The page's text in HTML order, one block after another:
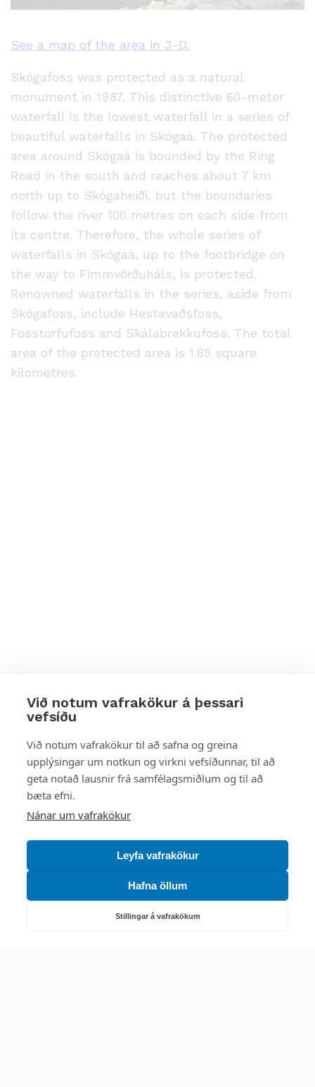
Við notum vafrakökur á þessari
vefsíðu
Við notum vafrakökur til að safna og greina
upplýsingar um notkun og virkni vefsíðunnar, til að
geta notað lausnir frá samfélagsmiðlum og til að
bæta efni.
Nánar um vafrakökur
Leyfa vafrakökur
Hafna öllum
Stillingar á vafrakökum
See a map of the area in 3-D.
Skógafoss was protected as a natural
monument in 1987. This distinctive 60-meter
waterfall is the lowest waterfall in a series of
beautiful waterfalls in Skógaá. The protected
area around Skógaá is bounded by the Ring
Road in the south and reaches about 7 km
north up to Skógaheiði, but the boundaries
follow the river 100 metres on each side from
its centre. Therefore, the whole series of
waterfalls in Skógaá, up to the footbridge on
the way to Fimmvörðuháls, is protected.
Renowned waterfalls in the series, aside from
Skógafoss, include Hestavaðsfoss,
Fosstorfufoss and Skálabrekkufoss. The total
area of the protected area is 1.65 square
kilometres.
Styttu þér leið
Mest skoðað
Starfsstöðvar
Náttúruverndarstofnun
Veiðimál, friðlýst svæði, landvarsla og náttúruvernd